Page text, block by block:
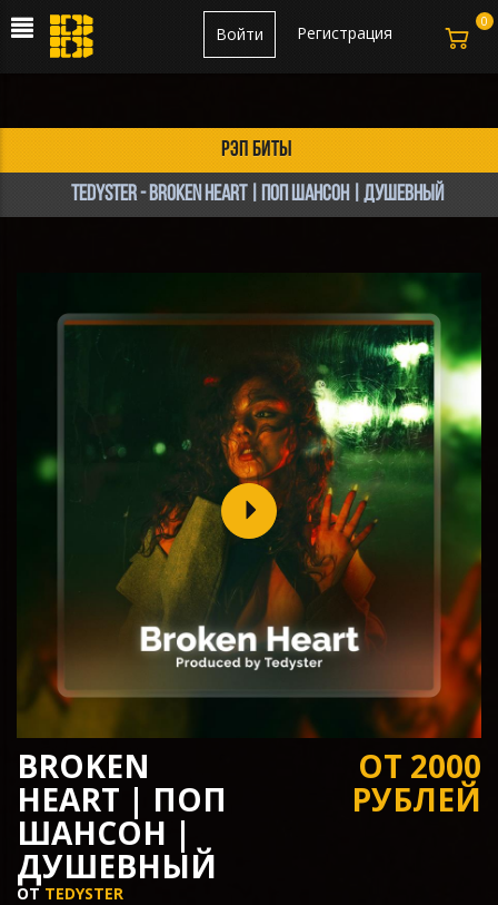
Регистрация
Войти
рэп биты
TEDYSTER - Broken Heart | Поп Шансон | Душевный
BROKEN
HEART | ПОП
ШАНСОН |
ДУШЕВНЫЙ
ОТ TEDYSTER
ОТ 2000
РУБЛЕЙ
0